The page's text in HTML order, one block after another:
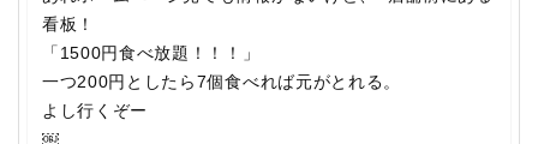
看板！
「1500円食べ放題！！！」
一つ200円としたら7個食べれば元がとれる。
よし行くぞー
￼